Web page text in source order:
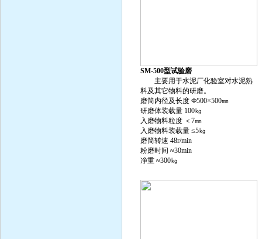
SM-500型试验磨
主要用于水泥厂化验室对水泥熟
料及其它物料的研磨。
磨筒内径及长度 Ф500×500㎜
研磨体装载量 100㎏
入磨物料粒度 ＜7㎜
入磨物料装载量 ≤5㎏
磨筒转速 48r/min
粉磨时间 ≈30min
净重 ≈300㎏